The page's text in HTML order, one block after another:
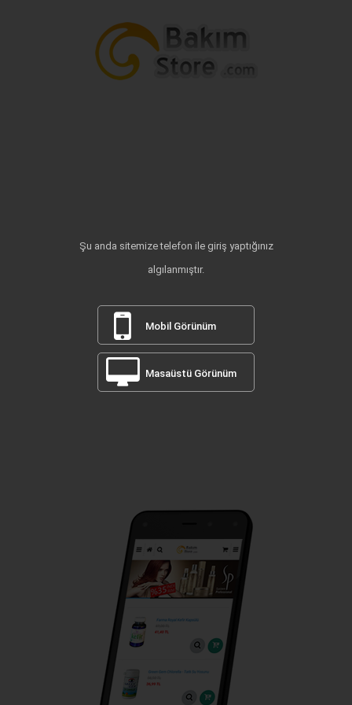
Şu anda sitemize telefon ile giriş yaptığınız
algılanmıştır.
Mobil Görünüm
Masaüstü Görünüm